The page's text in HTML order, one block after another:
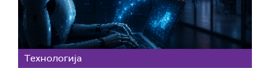
Технологијa